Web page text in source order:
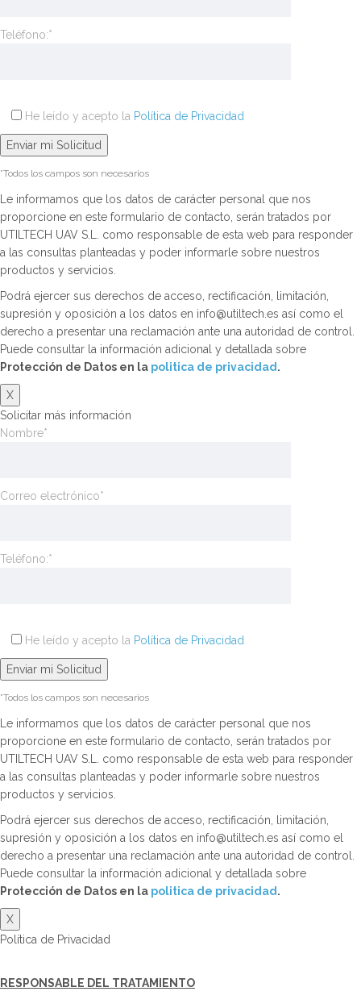
Teléfono:*
He leído y acepto la Política de Privacidad
*Todos los campos son necesarios
Le informamos que los datos de carácter personal que nos
proporcione en este formulario de contacto, serán tratados por
UTILTECH UAV S.L. como responsable de esta web para responder
a las consultas planteadas y poder informarle sobre nuestros
productos y servicios.
Podrá ejercer sus derechos de acceso, rectificación, limitación,
supresión y oposición a los datos en info@utiltech.es así como el
derecho a presentar una reclamación ante una autoridad de control.
Puede consultar la información adicional y detallada sobre
Protección de Datos en la politica de privacidad .
X
Solicitar más información
Nombre*
Correo electrónico*
Teléfono:*
He leído y acepto la Política de Privacidad
*Todos los campos son necesarios
Le informamos que los datos de carácter personal que nos
proporcione en este formulario de contacto, serán tratados por
UTILTECH UAV S.L. como responsable de esta web para responder
a las consultas planteadas y poder informarle sobre nuestros
productos y servicios.
Podrá ejercer sus derechos de acceso, rectificación, limitación,
supresión y oposición a los datos en info@utiltech.es así como el
derecho a presentar una reclamación ante una autoridad de control.
Puede consultar la información adicional y detallada sobre
Protección de Datos en la politica de privacidad .
X
Política de Privacidad
RESPONSABLE DEL TRATAMIENTO